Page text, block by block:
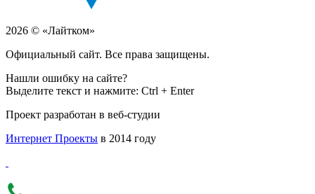
2026 © «Лайтком»
Официальный сайт. Все права защищены.
Нашли ошибку на сайте?
Выделите текст и нажмите: Ctrl + Enter
Проект разработан в веб-студии
Интернет Проекты в 2014 году